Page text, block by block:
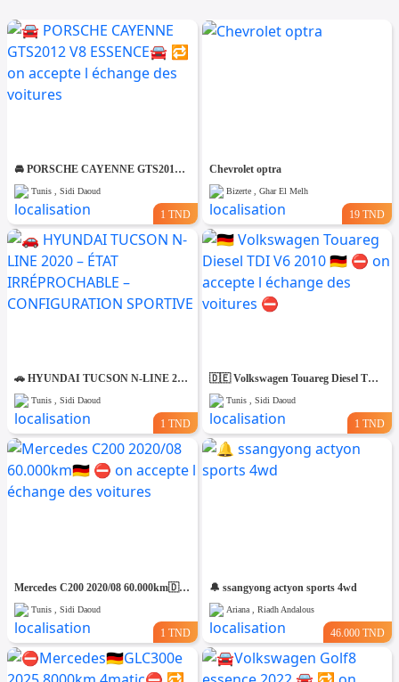
🚘 PORSCHE CAYENNE GTS2012 V8 ESSENCE🚘 🔁 on accepte l échange des voitures
Tunis , Sidi Daoud
1 TND
Chevrolet optra
Bizerte , Ghar El Melh
19 TND
🚗 HYUNDAI TUCSON N-LINE 2020 – ÉTAT IRRÉPROCHABLE – CONFIGURATION SPORTIVE
Tunis , Sidi Daoud
1 TND
🇩🇪 Volkswagen Touareg Diesel TDI V6 2010 🇩🇪 ⛔️ on accepte l échange des voitures ⛔️
Tunis , Sidi Daoud
1 TND
Mercedes C200 2020/08 60.000km🇩🇪 ⛔️ on accepte l échange des voitures
Tunis , Sidi Daoud
1 TND
🔔 ssangyong actyon sports 4wd
Ariana , Riadh Andalous
46.000 TND